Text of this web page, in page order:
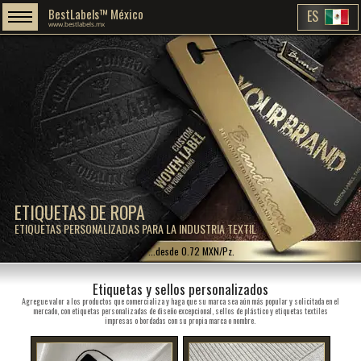
ETIQUETAS DE ROPA
ETIQUETAS PERSONALIZADAS PARA LA INDUSTRIA TEXTIL
BestLabels™ México
www.bestlabels.mx ES
...desde 0.72 MXN/Pz.
Etiquetas y sellos personalizados
Agregue valor a los productos que comercializa y haga que su marca sea aún más popular y solicitada en el
mercado, con etiquetas personalizadas de diseño excepcional, sellos de plástico y etiquetas textiles
impresas o bordadas con su propia marca o nombre.